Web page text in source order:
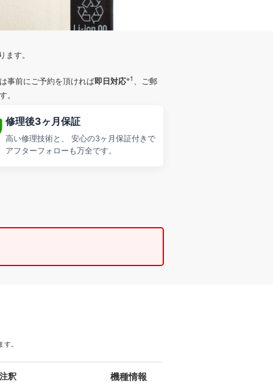
す。
事前にご予約を頂ければ即日対応※1 、ご郵
。
修理後3ヶ月保証
高い修理技術と、 安心の3ヶ月保証付きで
アフターフォローも万全です。
。
釈 機種情報